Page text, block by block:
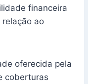
financeira
ao
oferecida pela
coberturas